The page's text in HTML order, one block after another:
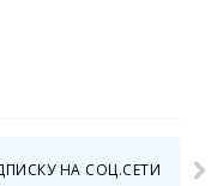
НА СОЦ.СЕТИ